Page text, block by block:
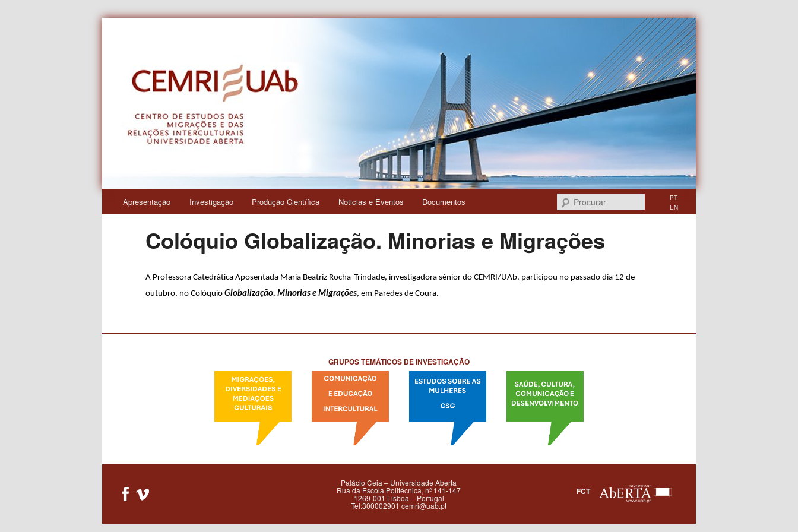
principal
Saltar
para
conteúdo
Apresentação Investigação Produção Científica Noticias e Eventos Documentos Procurar
PT
EN
Colóquio Globalização. Minorias e Migrações
A Professora Catedrática Aposentada Maria Beatriz Rocha-Trindade, investigadora sénior do CEMRI/UAb, participou no passado dia 12 de
outubro, no ColóquioGlobalização. Minorias e Migrações, em Paredes de Coura.
GRUPOS TEMÁTICOS DE INVESTIGAÇÃO
Palácio Ceia – Universidade Aberta
Rua da Escola Politécnica, nº 141-147
1269-001 Lisboa – Portugal
Tel:300002901 cemri@uab.pt
FCT